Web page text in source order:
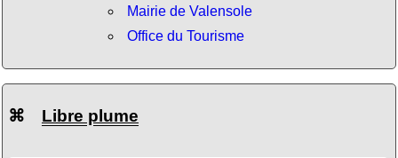
Mairie de Valensole
Office du Tourisme
⌘ Libre plume